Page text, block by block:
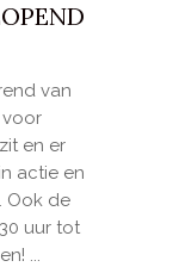
van
voor
en er
actie en
Ook de
uur tot